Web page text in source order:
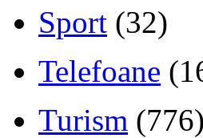
Sport (32)
Telefoane
Turism (776)